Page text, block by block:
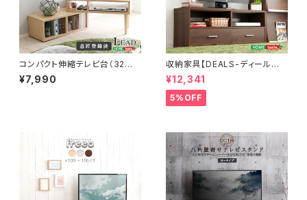
コンパクト伸縮テレビ台（32型
まで対応）コーナー、ローボー
ド、リビング収納【LEAD-リー
¥7,990
収納家具【DEALS-ディール
ズ-】テレビ台 DSP-TV120
¥12,341
5%OFF